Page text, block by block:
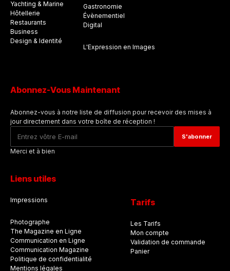
Yachting & Marine
Hôtellerie
Restaurants
Business
Design & Identité
Gastronomie
Évènementiel
Digital
L'Expression en Images
Abonnez-Vous Maintenant
Abonnez-vous à notre liste de diffusion pour recevoir des mises à
jour directement dans votre boîte de réception !
Merci et à bien
Liens utiles
Impressions
Photographe
The Magazine en Ligne
Communication en Ligne
Communication Magazine
Politique de confidentialité
Mentions légales
Tarifs
Les Tarifs
Mon compte
Validation de commande
Panier